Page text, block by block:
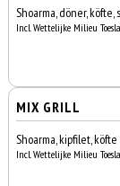
Shoarma, döner, köfte,
Incl. Wettelijke Milieu
MIX GRILL
Shoarma, kipfilet,
Incl. Wettelijke Milieu